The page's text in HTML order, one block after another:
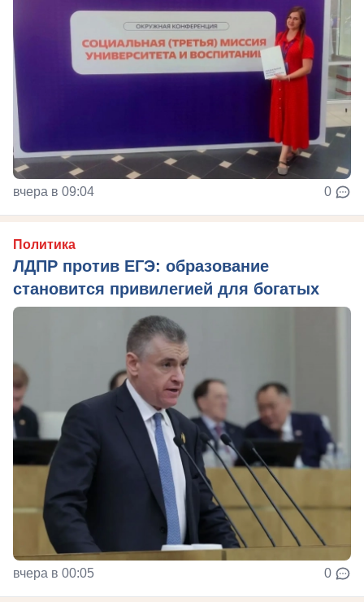
вчера в 09:04 0
Политика
ЛДПР против ЕГЭ: образование
становится привилегией для богатых
вчера в 00:05 0